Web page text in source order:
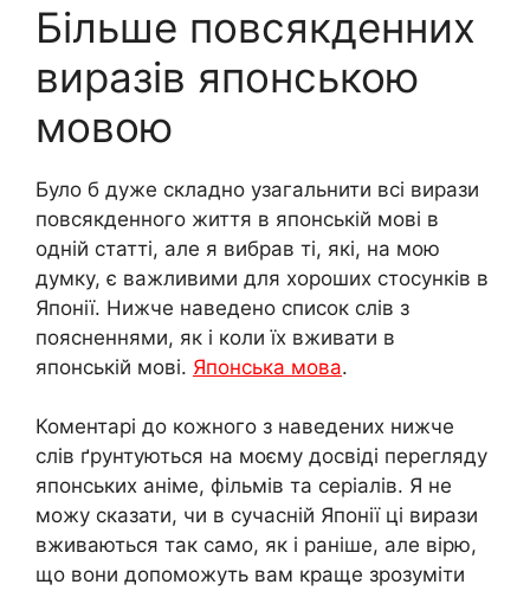
Більше повсякденних
виразів японською
мовою
Було б дуже складно узагальнити всі вирази
повсякденного життя в японській мові в
одній статті, але я вибрав ті, які, на мою
думку, є важливими для хороших стосунків в
Японії. Нижче наведено список слів з
поясненнями, як і коли їх вживати в
японській мові. Японська мова.
Коментарі до кожного з наведених нижче
слів ґрунтуються на моєму досвіді перегляду
японських аніме, фільмів та серіалів. Я не
можу сказати, чи в сучасній Японії ці вирази
вживаються так само, як і раніше, але вірю,
що вони допоможуть вам краще зрозуміти